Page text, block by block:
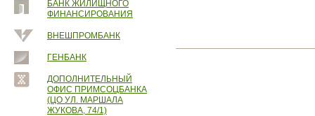
БАНК ЖИЛИЩНОГО
ФИНАНСИРОВАНИЯ
ВНЕШПРОМБАНК
ГЕНБАНК
ДОПОЛНИТЕЛЬНЫЙ
ОФИС ПРИМСОЦБАНКА
(ЦО УЛ. МАРШАЛА
ЖУКОВА, 74/1)